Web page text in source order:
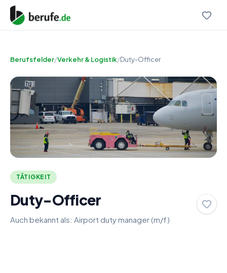
Berufsfelder/Verkehr & Logistik/Duty-Officer
TÄTIGKEIT
Duty-Officer
Auch bekannt als: Airport duty manager (m/f)